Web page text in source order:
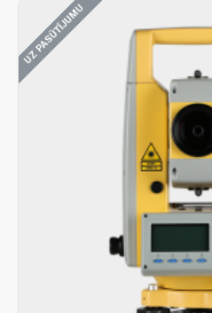
UZ PASŪTĪJUMU